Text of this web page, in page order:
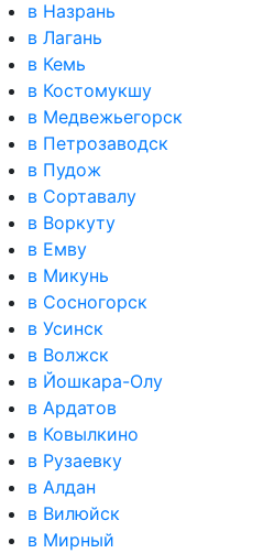
в Назрань
в Лагань
в Кемь
в Костомукшу
в Медвежьегорск
в Петрозаводск
в Пудож
в Сортавалу
в Воркуту
в Емву
в Микунь
в Сосногорск
в Усинск
в Волжск
в Йошкара-Олу
в Ардатов
в Ковылкино
в Рузаевку
в Алдан
в Вилюйск
в Мирный